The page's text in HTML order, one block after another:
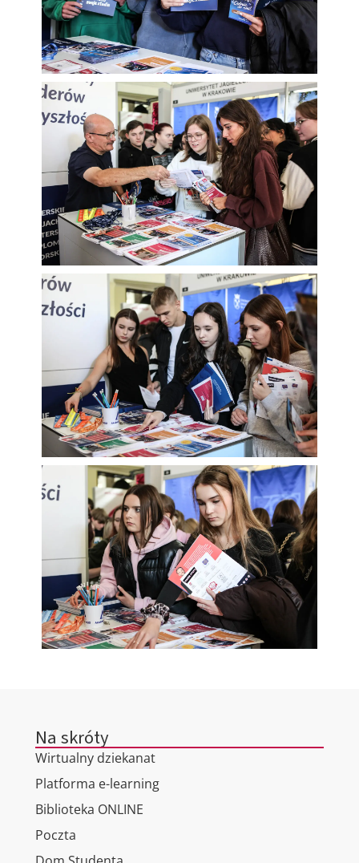
Na skróty
Wirtualny dziekanat
Platforma e-learning
Biblioteka ONLINE
Poczta